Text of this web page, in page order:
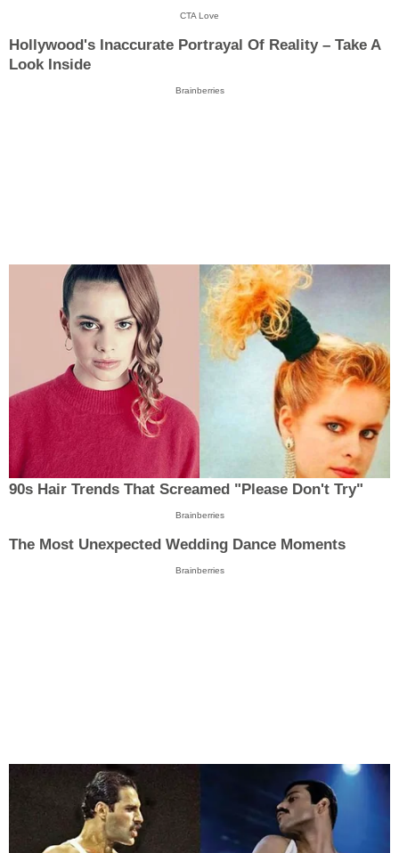
CTA Love
Hollywood's Inaccurate Portrayal Of Reality – Take A
Look Inside
Brainberries
90s Hair Trends That Screamed "Please Don't Try"
Brainberries
The Most Unexpected Wedding Dance Moments
Brainberries